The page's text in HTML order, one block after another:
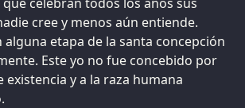
cree y menos aún entiende.
etapa de la santa concepción
Este yo no fue concebido por
y a la raza humana